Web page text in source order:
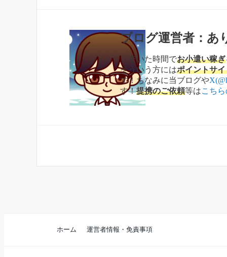
ブログ運営者：あ
「空いた時間でお小遣い稼ぎ
そういう方にはポイントサイ
す！ちなみに当ブログや
す！提携のご依頼等はこち
ホーム 運営者情報・免責事項